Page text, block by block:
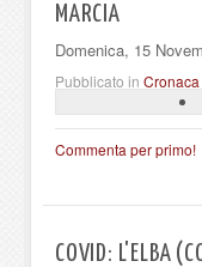
MARCIA
Domenica, 15
Pubblicato in Cronaca
Commenta per primo!
COVID: L'ELBA